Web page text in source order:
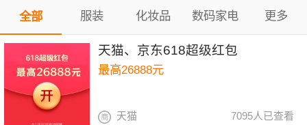
全部 服装 化妆品 数码家电 更多
天猫、京东618超级红包
最高26888元
7095人已查看
天猫